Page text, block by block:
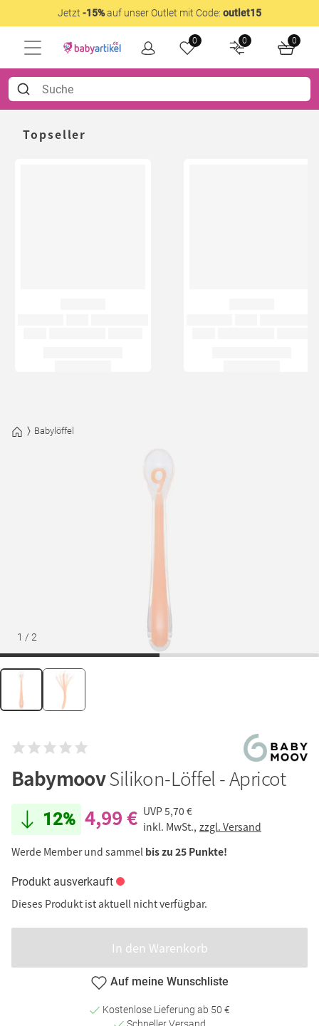
Jetzt -15%auf unser Outlet mit Code: outlet15
0 0 0
Topseller
Babylöffel
1 / 2
BabymoovSilikon-Löffel - Apricot
12% 4,99 € UVP5,70 €
inkl. MwSt., zzgl. Versand
Werde Member und sammel bis zu 25 Punkte!
Produkt ausverkauft
Dieses Produkt ist aktuell nicht verfügbar.
In den Warenkorb
Auf meine Wunschliste
Kostenlose Lieferung ab 50 €
Schneller Versand